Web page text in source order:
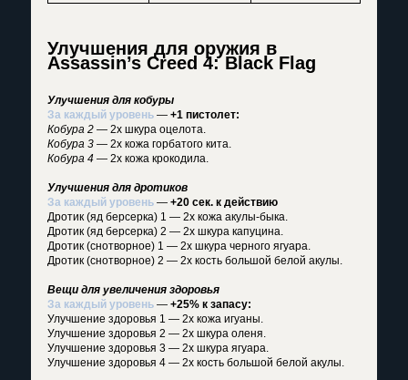
Улучшения для оружия в
Assassin’s Creed 4: Black Flag
Улучшения для кобуры
За каждый уровень — +1 пистолет:
Кобура 2 — 2x шкура оцелота.
Кобура 3 — 2x кожа горбатого кита.
Кобура 4 — 2x кожа крокодила.
Улучшения для дротиков
За каждый уровень — +20 сек. к действию
Дротик (яд берсерка) 1 — 2x кожа акулы-быка.
Дротик (яд берсерка) 2 — 2x шкура капуцина.
Дротик (снотворное) 1 — 2x шкура черного ягуара.
Дротик (снотворное) 2 — 2x кость большой белой акулы.
Вещи для увеличения здоровья
За каждый уровень — +25% к запасу:
Улучшение здоровья 1 — 2x кожа игуаны.
Улучшение здоровья 2 — 2x шкура оленя.
Улучшение здоровья 3 — 2x шкура ягуара.
Улучшение здоровья 4 — 2x кость большой белой акулы.